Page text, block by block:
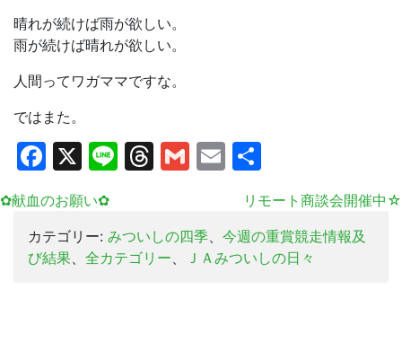
晴れが続けば雨が欲しい。
雨が続けば晴れが欲しい。
人間ってワガママですな。
ではまた。
Facebook
X LineThreads
Gmail
Email
✿献血のお願い✿
リモート商談会開催中☆
カテゴリー: みついしの四季、 今週の重賞競走情報及
び結果、 全カテゴリー、 ＪＡみついしの日々